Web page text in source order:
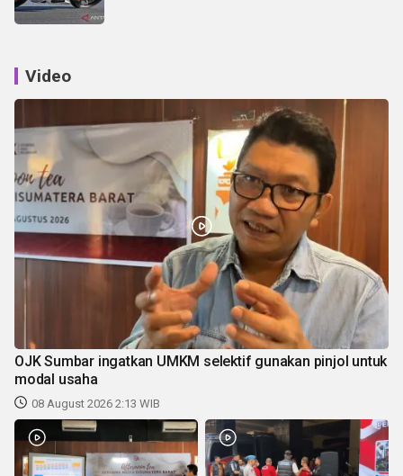
Video
OJK Sumbar ingatkan UMKM selektif gunakan pinjol untuk
modal usaha
08 August 2026 2:13 WIB